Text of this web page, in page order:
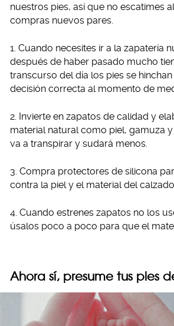
nuestros pies, así que no escatimes
compras nuevos pares.
1. Cuando necesites ir a la zapatería
después de haber pasado mucho
transcurso del día los pies se
decisión correcta al momento de
2. Invierte en zapatos de calidad y
material natural como piel, gamuza
va a transpirar y sudará menos.
3. Compra protectores de silicona
contra la piel y el material del
4. Cuando estrenes zapatos no los
úsalos poco a poco para que el
Ahora sí, presume tus pies